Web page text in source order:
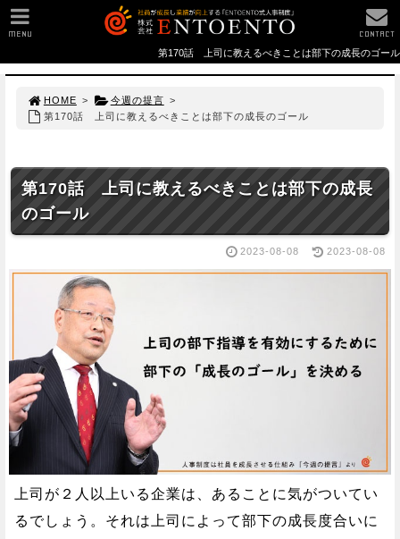
第170話 上司に教えるべきことは部下の成長のゴール
HOME > 今週の提言 >
第170話 上司に教えるべきことは部下の成長のゴール
第170話 上司に教えるべきことは部下の成長
のゴール
2023-08-08 2023-08-08
上司が２人以上いる企業は、あることに気がついてい
るでしょう。それは上司によって部下の成長度合いに
MENU CONTACT